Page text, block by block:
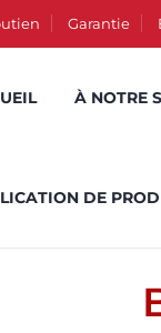
Garantie
À NOTRE
DE